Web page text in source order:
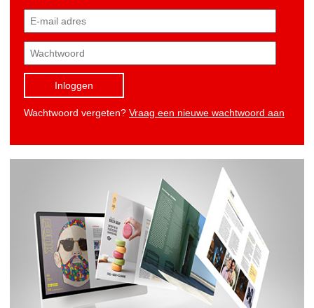
Inloggen
Wachtwoord vergeten? Vraag een nieuwe wachtwoord aan